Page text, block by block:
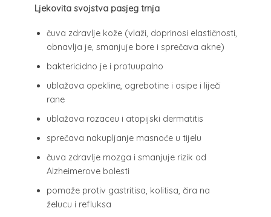
Ljekovita svojstva pasjeg trnja
čuva zdravlje kože (vlaži, doprinosi elastičnosti,
obnavlja je, smanjuje bore i sprečava akne)
baktericidno je i protuupalno
ublažava opekline, ogrebotine i osipe i liječi
rane
ublažava rozaceu i atopijski dermatitis
sprečava nakupljanje masnoće u tijelu
čuva zdravlje mozga i smanjuje rizik od
Alzheimerove bolesti
pomaže protiv gastritisa, kolitisa, čira na
želucu i refluksa